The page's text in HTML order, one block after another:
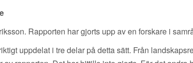
Rapporten har gjorts upp av en forskare i
uppdelat i tre delar på detta sätt. Från